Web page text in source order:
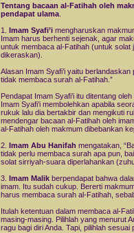
Tentang bacaan al-Fatihah oleh
pendapat ulama
1.
Imam Syafi’i mengharuskan
Imam harus berhenti sejenak, agar
untuk membaca al-Fatihah (untuk solat
dikeraskan).
Alasan Imam Syafi’i yaitu
tidak membaca surah al-Fatihah.”
Pendapat Imam Syafi’i itu ditentang
Imam Syafi’i membolehkan apabila
rukuk lalu dia bertakbir dan mengikuti
mendengar bacaan al-Fatihah oleh
al-Fatihah oleh makmum dibebankan
2.
Imam Abu Hanifah mengatakan,
tidak perlu membaca surah apa pun,
solat sirriyah-suara diperlahankan
3.
Imam Malik berpendapat bahwa
imam. Itu sudah cukup. Bererti
harus membaca surah al-Fatihah,
Itulah ketentuan dalam membaca al-
masing-masing. Pilihlah yang menurut
ragu bagi diri Anda. Tapi, pilihlah sesuai